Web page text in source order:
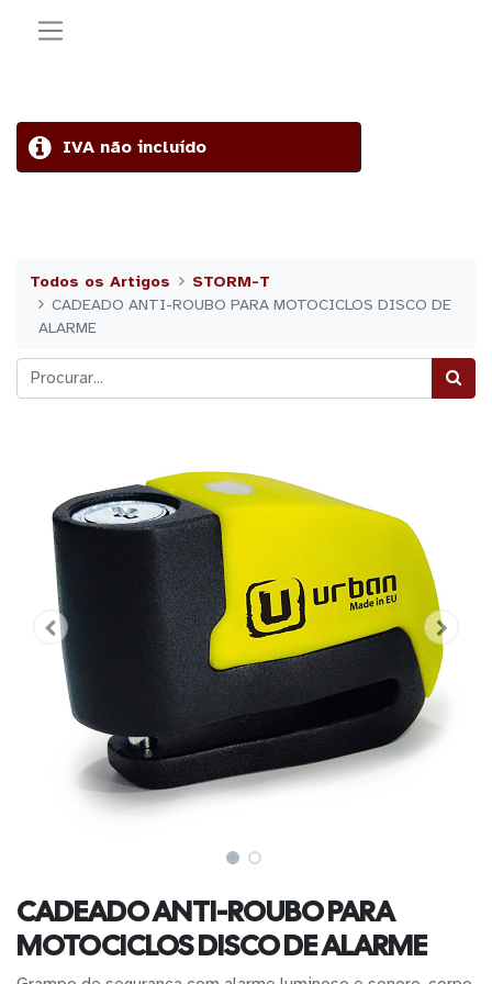
IVA não incluído
Todos os Artigos
STORM-T
CADEADO ANTI-ROUBO PARA MOTOCICLOS DISCO DE
ALARME
CADEADO ANTI-ROUBO PARA
MOTOCICLOS DISCO DE ALARME